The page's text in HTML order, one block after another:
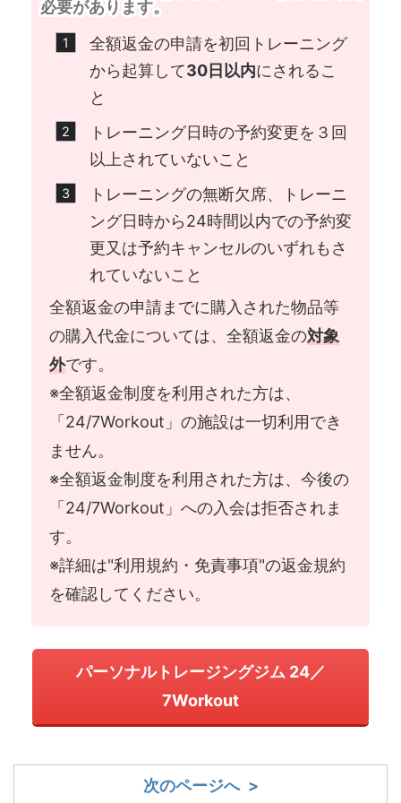
必要があります。
全額返金の申請を初回トレーニング
から起算して30日以内にされるこ
と
トレーニング日時の予約変更を３回
以上されていないこと
トレーニングの無断欠席、トレーニ
ング日時から24時間以内での予約変
更又は予約キャンセルのいずれもさ
れていないこと
全額返金の申請までに購入された物品等
の購入代金については、全額返金の対象
外です。
※全額返金制度を利用された方は、
「24/7Workout」の施設は一切利用でき
ません。
※全額返金制度を利用された方は、今後の
「24/7Workout」への入会は拒否されま
す。
※詳細は"利用規約・免責事項"の返金規約
を確認してください。
パーソナルトレージングジム 24／
7Workout
次のページへ >